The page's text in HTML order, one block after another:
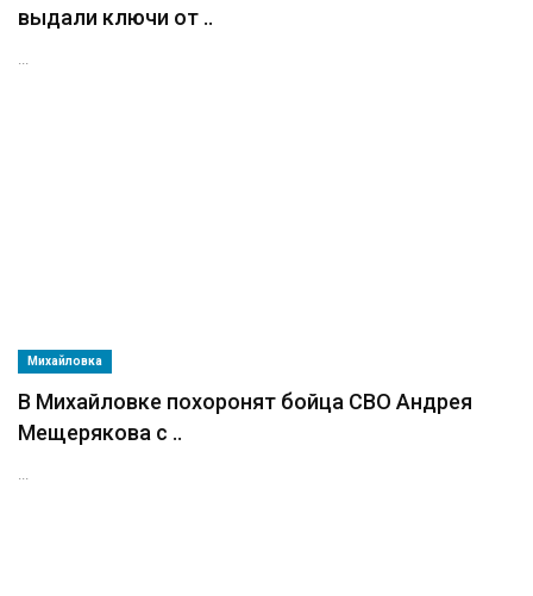
выдали ключи от ..
...
Михайловка
В Михайловке похоронят бойца СВО Андрея
Мещерякова с ..
...